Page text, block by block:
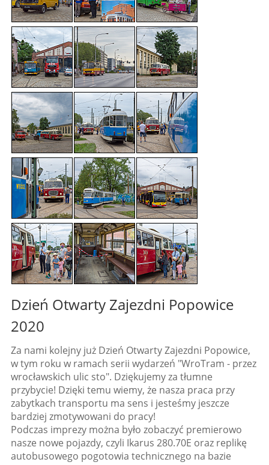
Dzień Otwarty Zajezdni Popowice
2020
Za nami kolejny już Dzień Otwarty Zajezdni Popowice,
w tym roku w ramach serii wydarzeń "WroTram - przez
wrocławskich ulic sto". Dziękujemy za tłumne
przybycie! Dzięki temu wiemy, że nasza praca przy
zabytkach transportu ma sens i jesteśmy jeszcze
bardziej zmotywowani do pracy!
Podczas imprezy można było zobaczyć premierowo
nasze nowe pojazdy, czyli Ikarus 280.70E oraz replikę
autobusowego pogotowia technicznego na bazie